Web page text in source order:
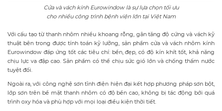
Cửa và vách kính Eurowindow là sự lựa chọn tối ưu
cho nhiều công trình bệnh viện lớn tại Việt Nam
Với cấu tạo từ thanh nhôm nhiều khoang rỗng, gân tăng độ cứng và vách kỹ
thuật bên trong được tính toán kỹ lưỡng, sản phẩm cửa và vách nhôm kính
Eurowindow đáp ứng tốt các tiêu chí: bền, đẹp, có độ kín khít tốt, khả năng
chịu lực va đập cao. Sản phẩm có thể chịu sức gió lớn và chống thấm nước
tuyệt đối.
Ngoài ra, với công nghệ sơn tĩnh điện hiện đại kết hợp phương pháp sơn bột,
lớp sơn trên bề mặt thanh nhôm có độ bền cao, không bị tác động bởi quá
trình oxy hóa và phù hợp với mọi loại điều kiện thời tiết.